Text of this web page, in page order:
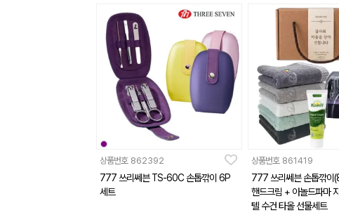
상품번호 862392
777 쓰리쎄븐 TS-60C 손톱깎이 6P
세트
상품번호 861419
777 쓰리쎄븐 손톱깎이
핸드크림 + 아놀드파마
텔 수건 타올 선물세트